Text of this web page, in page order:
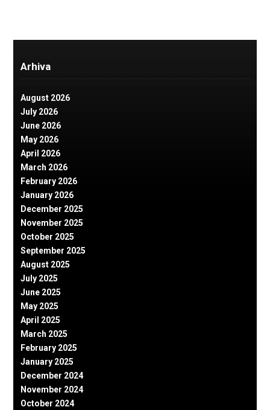
Arhiva
August 2026
July 2026
June 2026
May 2026
April 2026
March 2026
February 2026
January 2026
December 2025
November 2025
October 2025
September 2025
August 2025
July 2025
June 2025
May 2025
April 2025
March 2025
February 2025
January 2025
December 2024
November 2024
October 2024